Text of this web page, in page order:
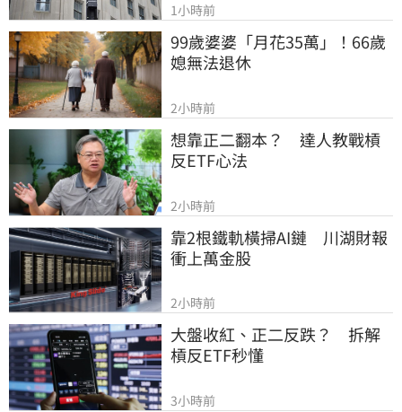
1小時前
99歲婆婆「月花35萬」！66歲
媳無法退休
2小時前
想靠正二翻本？　達人教戰槓
反ETF心法
2小時前
靠2根鐵軌橫掃AI鏈　川湖財報
衝上萬金股
2小時前
大盤收紅、正二反跌？　拆解
槓反ETF秒懂
3小時前